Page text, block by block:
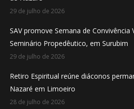
29 de julho de 2026
SAV promove Semana de Convivência
Seminário Propedêutico, em Surubim
29 de julho de 2026
Retiro Espiritual reúne diáconos
Nazaré em Limoeiro
28 de julho de 2026